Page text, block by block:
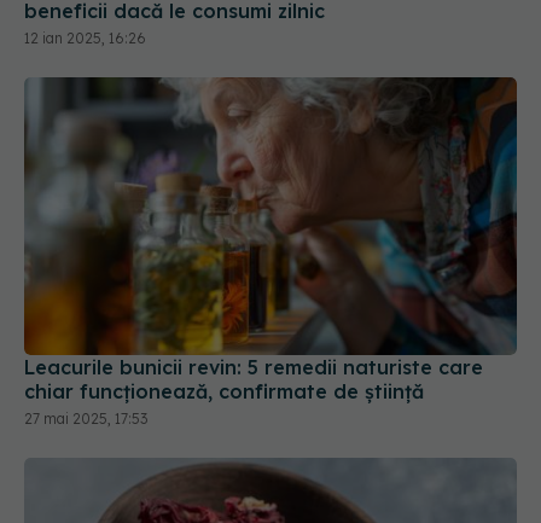
Leacurile bunicii revin: 5 remedii naturiste care
chiar funcționează, confirmate de știință
27 mai 2025, 17:53